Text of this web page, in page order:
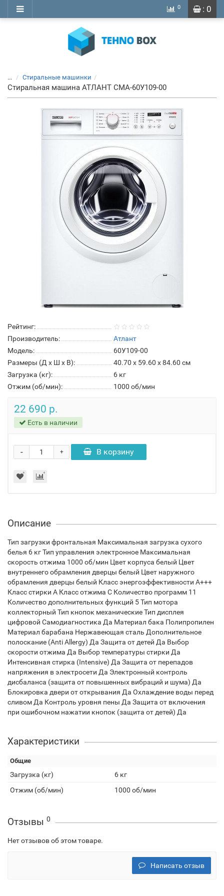
: 0
0
... Стиральные машинки
Стиральная машина АТЛАНТ СМА-60У109-00
Рейтинг:
Производитель:
Атлант
Модель:
60У109-00
Размеры (Д x Ш x В):
40.70 x 59.60 x 84.60 см
Загрузка (кг):
6 кг
Отжим (об/мин):
1000 об/мин
22 690 р.
Есть в наличии
+
- В корзину
Описание
Тип загрузки фронтальная Максимальная загрузка сухого
белья 6 кг Тип управления электронное Максимальная
скорость отжима 1000 об/мин Цвет корпуса белый Цвет
внутреннего обрамления дверцы белый Цвет наружного
обрамления дверцы белый Класс энергоэффективности A+++
Класс стирки A Класс отжима C Количество программ 11
Количество дополнительных функций 5 Тип мотора
коллекторный Тип кнопок механические Тип дисплея
цифровой Самодиагностика Да Материал бака Полипропилен
Материал барабана Нержавеющая сталь Дополнительное
полоскание (Anti Allergy) Да Защита от детей Да Выбор
скорости отжима Да Выбор температуры стирки Да
Интенсивная стирка (Intensive) Да Защита от перепадов
напряжения в электросети Да Электронный контроль
дисбаланса (защита от повышенных вибраций и шума) Да
Блокировка двери от открывания Да Охлаждение воды перед
сливом Да Контроль уровня пены Да Защита от включения
при ошибочном нажатии кнопок (защита от детей) Да
Характеристики
Общие
Загрузка (кг)
6 кг
Отжим (об/мин)
1000 об/мин
Отзывы 0
Нет отзывов об этом товаре.
Написать отзыв